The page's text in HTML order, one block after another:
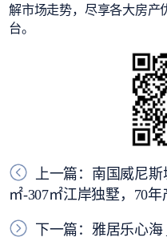
解市场走势，尽享各大房产
台。
上一篇：南国威尼
㎡-307㎡江岸独墅，70年
下一篇：雅居乐心海